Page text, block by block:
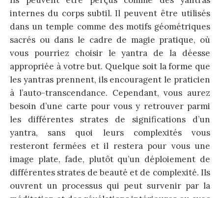
internes du corps subtil. Il peuvent être utilisés
dans un temple comme des motifs géométriques
sacrés ou dans le cadre de magie pratique, où
vous pourriez choisir le yantra de la déesse
appropriée à votre but. Quelque soit la forme que
les yantras prennent, ils encouragent le praticien
à l’auto-transcendance. Cependant, vous aurez
besoin d’une carte pour vous y retrouver parmi
les différentes strates de significations d’un
yantra, sans quoi leurs complexités vous
resteront fermées et il restera pour vous une
image plate, fade, plutôt qu’un déploiement de
différentes strates de beauté et de complexité. Ils
ouvrent un processus qui peut survenir par la